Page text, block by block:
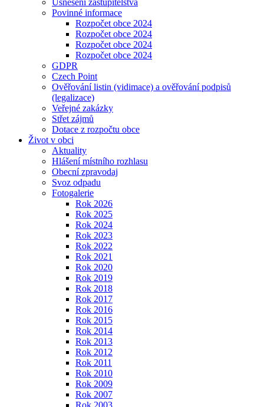
Usnesení zastupitelstva
Povinné informace
Rozpočet obce 2024
Rozpočet obce 2024
Rozpočet obce 2024
Rozpočet obce 2024
GDPR
Czech Point
Ověřování listin (vidimace) a ověřování podpisů
(legalizace)
Veřejné zakázky
Střet zájmů
Dotace z rozpočtu obce
Život v obci
Aktuality
Hlášení místního rozhlasu
Obecní zpravodaj
Svoz odpadu
Fotogalerie
Rok 2026
Rok 2025
Rok 2024
Rok 2023
Rok 2022
Rok 2021
Rok 2020
Rok 2019
Rok 2018
Rok 2017
Rok 2016
Rok 2015
Rok 2014
Rok 2013
Rok 2012
Rok 2011
Rok 2010
Rok 2009
Rok 2007
Rok 2003